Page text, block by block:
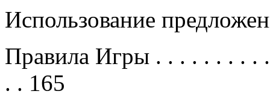
Использование
Правила Игры . . . . . . . . .
. . 165